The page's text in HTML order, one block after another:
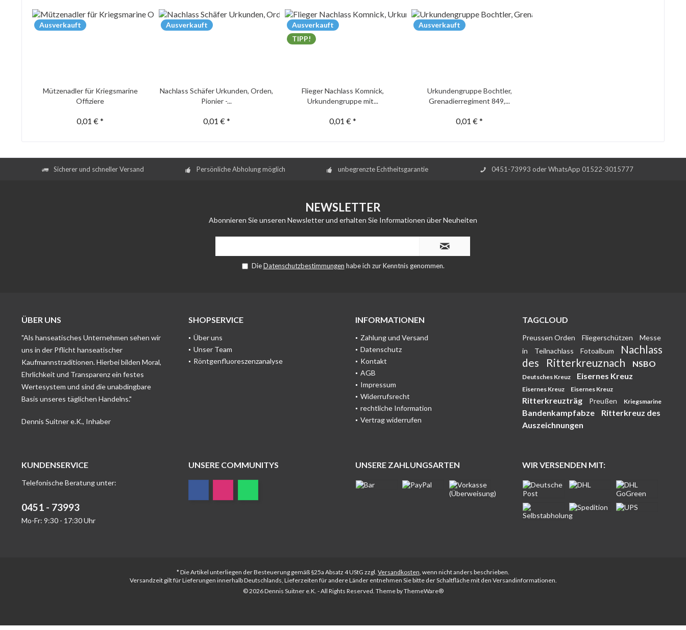
Ausverkauft
Mützenadler für Kriegsmarine
Offiziere
0,01 € *
Ausverkauft
Nachlass Schäfer Urkunden, Orden,
Pionier -...
0,01 € *
Ausverkauft
TIPP!
Flieger Nachlass Komnick,
Urkundengruppe mit...
0,01 € *
Ausverkauft
Urkundengruppe Bochtler,
Grenadierregiment 849,...
0,01 € *
Sicherer und schneller Versand Persönliche Abholung möglich unbegrenzte Echtheitsgarantie 0451-73993 oder WhatsApp 01522-3015777
NEWSLETTER
Abonnieren Sie unseren Newsletter und erhalten Sie Informationen über Neuheiten
DieDatenschutzbestimmungen habe ich zur Kenntnis genommen.
ÜBER UNS
"Als hanseatisches Unternehmen sehen wir
uns in der Pflicht hanseatischer
Kaufmannstraditionen. Hierbei bilden Moral,
Ehrlichkeit und Transparenz ein festes
Wertesystem und sind die unabdingbare
Basis unseres täglichen Handelns."
Dennis Suitner e.K., Inhaber
SHOPSERVICE
Über uns
Unser Team
Röntgenfluoreszenzanalyse
INFORMATIONEN
Zahlung und Versand
Datenschutz
Kontakt
AGB
Impressum
Widerrufsrecht
rechtliche Information
Vertrag widerrufen
TAGCLOUD
Preussen Orden Fliegerschützen
Messe
in
Teilnachlass Fotoalbum
Nachlass
des
Ritterkreuznach NSBO
Deutsches Kreuz Eisernes Kreuz
Eisernes Kreuz Eisernes Kreuz
Ritterkreuzträg Preußen Kriegsmarine
Bandenkampfabze
Ritterkreuz des
Auszeichnungen
KUNDENSERVICE
Telefonische Beratung unter:
0451 - 73993
Mo-Fr: 9:30 - 17:30 Uhr
UNSERE COMMUNITYS UNSERE ZAHLUNGSARTEN WIR VERSENDEN MIT:
* Die Artikel unterliegen der Besteuerung gemäß §25a Absatz 4 UStG zzgl. Versandkosten, wenn nicht anders beschrieben.
Versandzeit gilt für Lieferungen innerhalb Deutschlands, Lieferzeiten für andere Länder entnehmen Sie bitte der Schaltfläche mit den Versandinformationen.
© 2026 Dennis Suitner e.K. - All Rights Reserved. Theme byThemeWare®